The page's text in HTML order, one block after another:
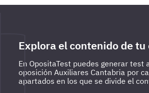
Explora el contenido de tu
En OpositaTest puedes generar test
oposición Auxiliares Cantabria por
apartados en los que se divide el